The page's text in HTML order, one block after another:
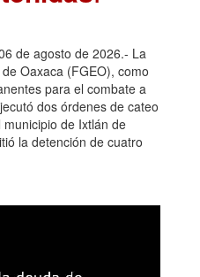
de agosto de 2026.- La
Oaxaca (FGEO), como
para el combate a
dos órdenes de cateo
de Ixtlán de
la detención de cuatro